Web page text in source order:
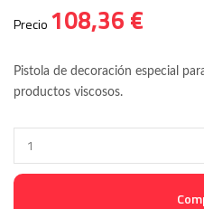
Precio 108,36 €
Pistola de decoración especial
productos viscosos.